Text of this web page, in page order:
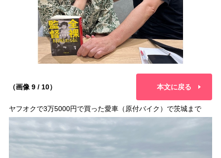
（画像 9 / 10） 本文に戻る
ヤフオクで3万5000円で買った愛車（原付バイク）で茨城まで